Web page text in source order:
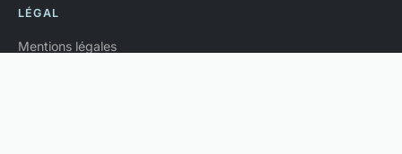
LÉGAL
Mentions légales